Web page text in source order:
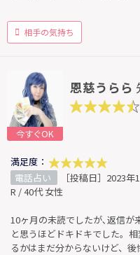
相手の気持ち
今すぐOK
恩慈うらら
満足度：
電話占い
［投稿日］2023年
R / 40代 女性
10ヶ月の未読でしたが､返信が
と思うほどドキドキでした。
るかはまだ分からないけど、後